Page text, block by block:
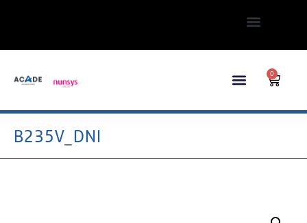
0
B235V_DNI